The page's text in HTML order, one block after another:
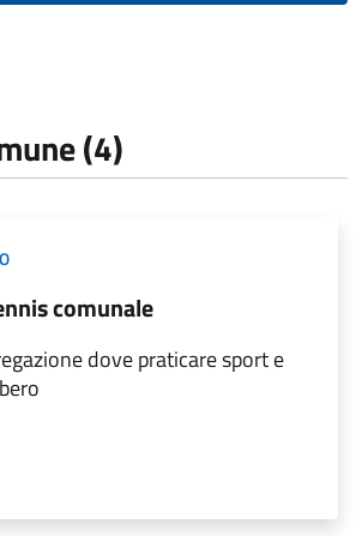
(4)
comunale
dove praticare sport e